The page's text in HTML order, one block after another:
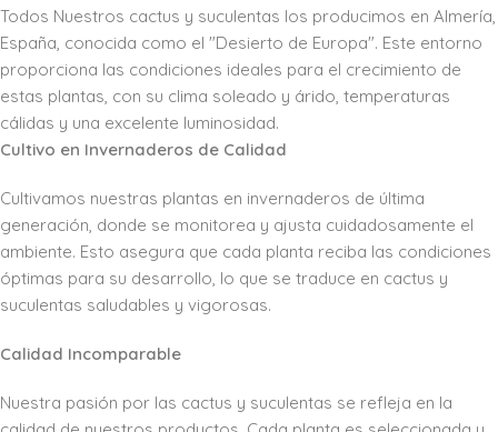
Todos Nuestros cactus y suculentas los producimos en Almería,
España, conocida como el "Desierto de Europa". Este entorno
proporciona las condiciones ideales para el crecimiento de
estas plantas, con su clima soleado y árido, temperaturas
cálidas y una excelente luminosidad.
Cultivo en Invernaderos de Calidad
Cultivamos nuestras plantas en invernaderos de última
generación, donde se monitorea y ajusta cuidadosamente el
ambiente. Esto asegura que cada planta reciba las condiciones
óptimas para su desarrollo, lo que se traduce en cactus y
suculentas saludables y vigorosas.
Calidad Incomparable
Nuestra pasión por las cactus y suculentas se refleja en la